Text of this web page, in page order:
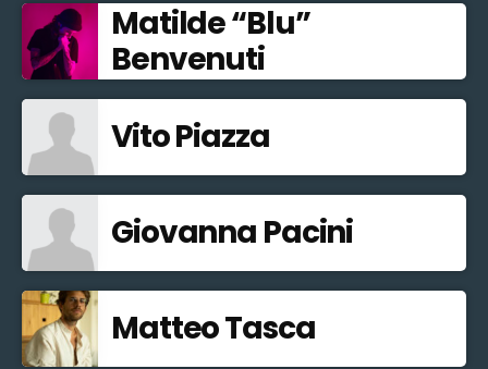
Matilde “Blu”
Benvenuti
Vito Piazza
Giovanna Pacini
Matteo Tasca